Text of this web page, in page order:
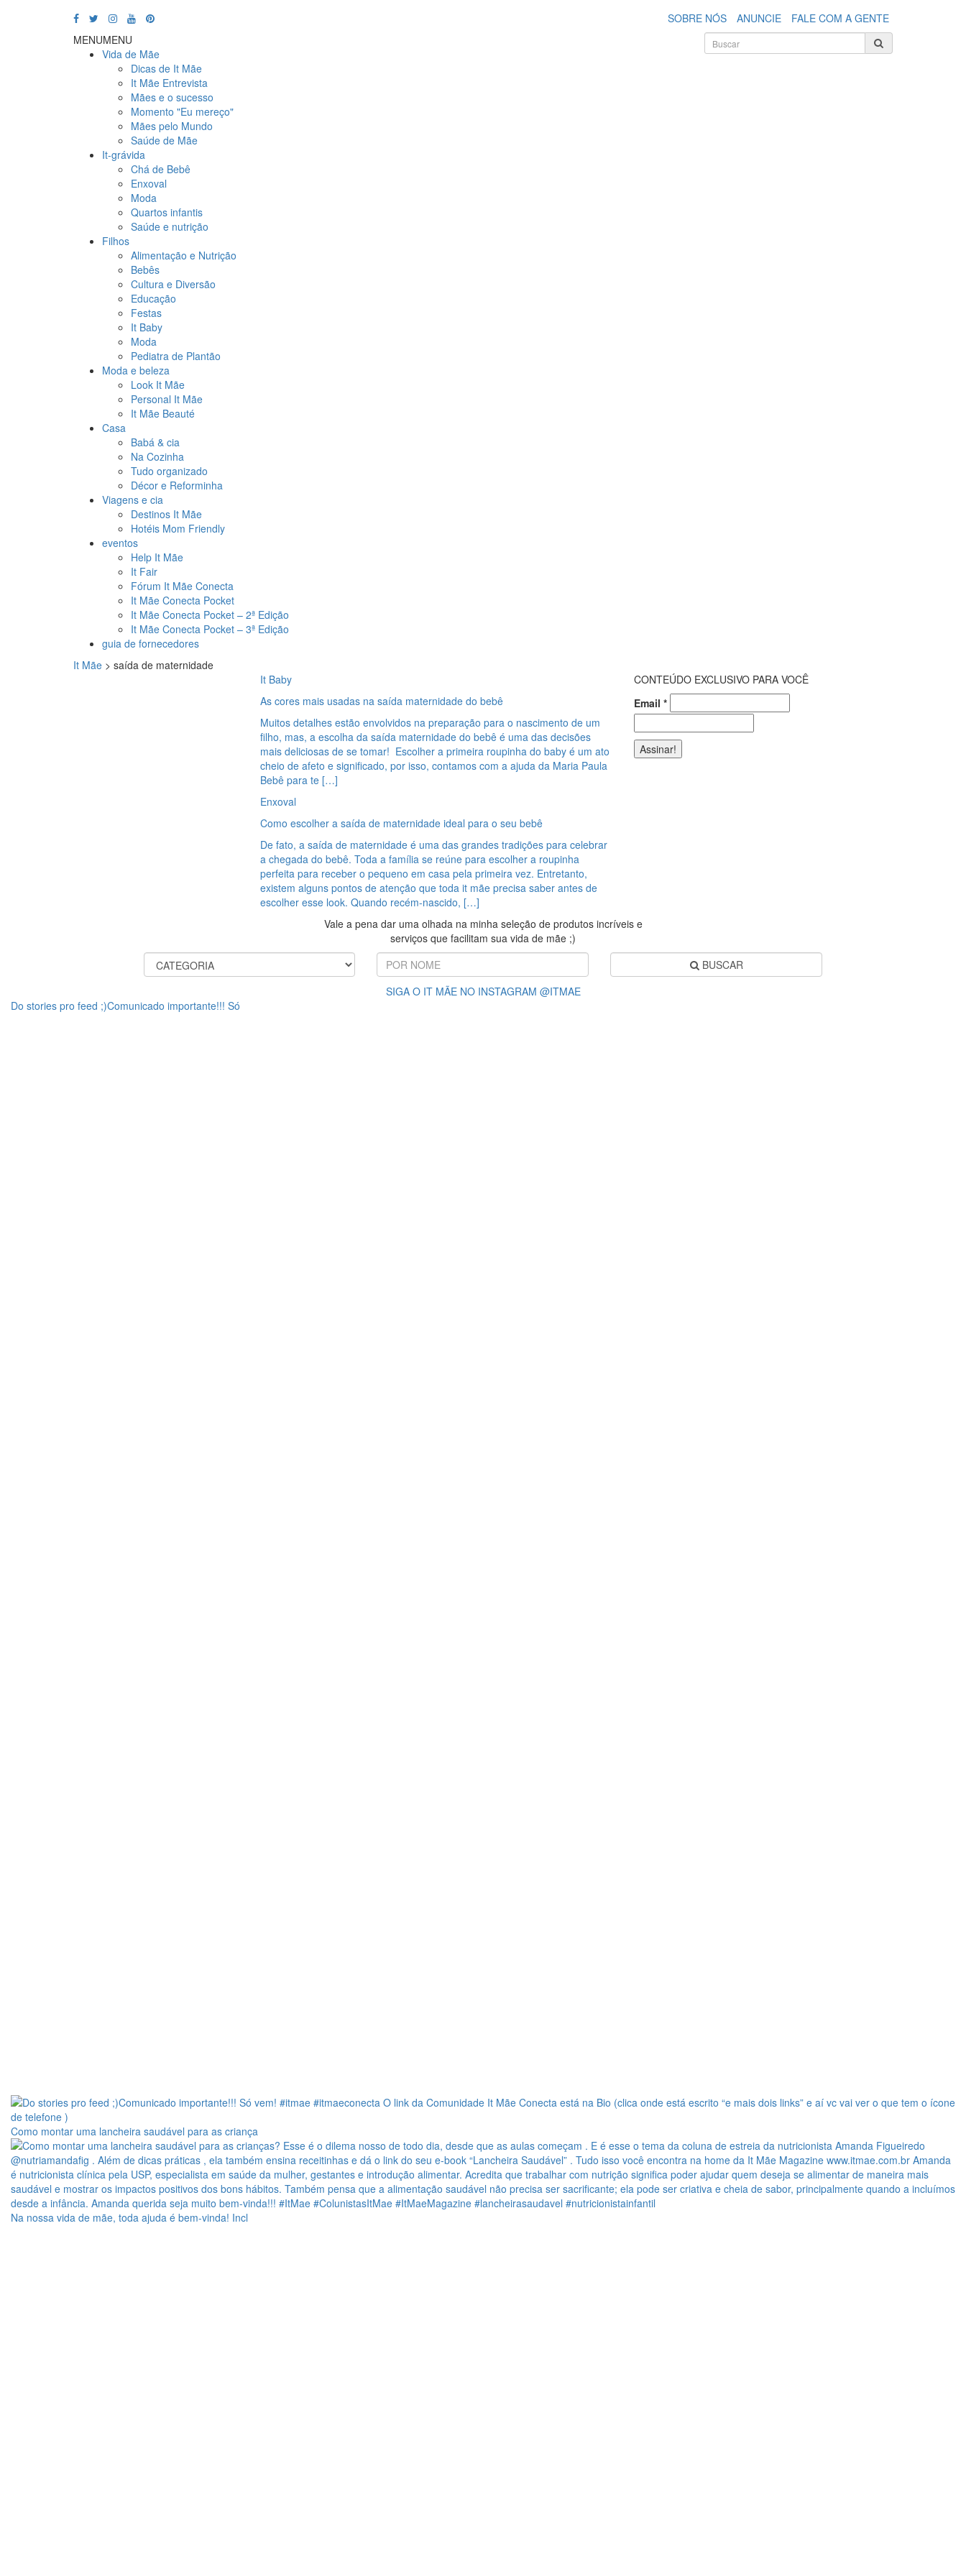
SOBRE NÓS ANUNCIE
FALE COM A GENTE
MENUMENU
Vida de Mãe
Dicas de It Mãe
It Mãe Entrevista
Mães e o sucesso
Momento "Eu mereço"
Mães pelo Mundo
Saúde de Mãe
It-grávida
Chá de Bebê
Enxoval
Moda
Quartos infantis
Saúde e nutrição
Filhos
Alimentação e Nutrição
Bebês
Cultura e Diversão
Educação
Festas
It Baby
Moda
Pediatra de Plantão
Moda e beleza
Look It Mãe
Personal It Mãe
It Mãe Beauté
Casa
Babá & cia
Na Cozinha
Tudo organizado
Décor e Reforminha
Viagens e cia
Destinos It Mãe
Hotéis Mom Friendly
eventos
Help It Mãe
It Fair
Fórum It Mãe Conecta
It Mãe Conecta Pocket
It Mãe Conecta Pocket – 2ª Edição
It Mãe Conecta Pocket – 3ª Edição
guia de fornecedores
It Mãe > saída de maternidade
It Baby
As cores mais usadas na saída maternidade do bebê
Muitos detalhes estão envolvidos na preparação para o nascimento de um
filho, mas, a escolha da saída maternidade do bebê é uma das decisões
mais deliciosas de se tomar! Escolher a primeira roupinha do baby é um ato
cheio de afeto e significado, por isso, contamos com a ajuda da Maria Paula
Bebê para te […]
Enxoval
Como escolher a saída de maternidade ideal para o seu bebê
De fato, a saída de maternidade é uma das grandes tradições para celebrar
a chegada do bebê. Toda a família se reúne para escolher a roupinha
perfeita para receber o pequeno em casa pela primeira vez. Entretanto,
existem alguns pontos de atenção que toda it mãe precisa saber antes de
escolher esse look. Quando recém-nascido, […]
CONTEÚDO EXCLUSIVO PARA VOCÊ
Email *
Vale a pena dar uma olhada na minha seleção de produtos incríveis e
serviços que facilitam sua vida de mãe ;)
BUSCAR
SIGA O IT MÃE NO INSTAGRAM @ITMAE
Do stories pro feed ;)Comunicado importante!!! Só
Como montar uma lancheira saudável para as criança
Na nossa vida de mãe, toda ajuda é bem-vinda! Incl